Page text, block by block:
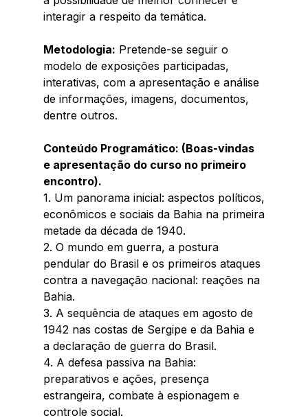
interagir a respeito da temática.
Metodologia: Pretende-se seguir o
modelo de exposições participadas,
interativas, com a apresentação e análise
de informações, imagens, documentos,
dentre outros.
Conteúdo Programático: (Boas-vindas
e apresentação do curso no primeiro
encontro).
1. Um panorama inicial: aspectos políticos,
econômicos e sociais da Bahia na primeira
metade da década de 1940.
2. O mundo em guerra, a postura
pendular do Brasil e os primeiros ataques
contra a navegação nacional: reações na
Bahia.
3. A sequência de ataques em agosto de
1942 nas costas de Sergipe e da Bahia e
a declaração de guerra do Brasil.
4. A defesa passiva na Bahia:
preparativos e ações, presença
estrangeira, combate à espionagem e
controle social.